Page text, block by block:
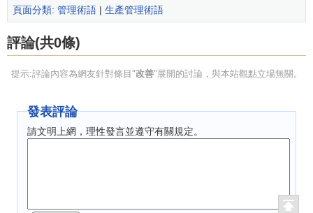
頁面分類: 管理術語 | 生產管理術語
評論(共0條)
提示:評論內容為網友針對條目"改善"展開的討論，與本站觀點立場無關。
發表評論
請文明上網，理性發言並遵守有關規定。